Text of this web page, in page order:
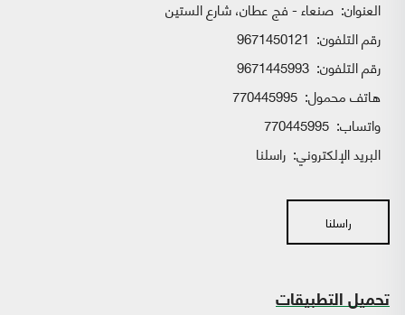
العنوان: صنعاء - فج عطان، شارع الستين
رقم التلفون: 9671450121
رقم التلفون: 9671445993
هاتف محمول: 770445995
واتساب:
البريد الإلكتروني: راسلنا
راسلنا
تحميل التطبيقات